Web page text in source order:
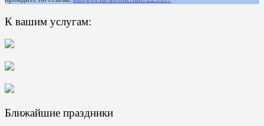
К вашим услугам:
Ближайшие праздники